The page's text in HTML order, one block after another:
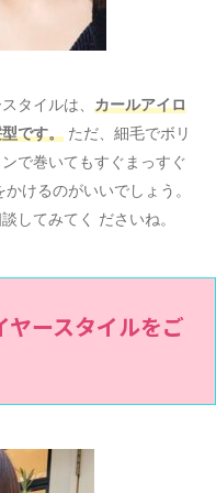
タイルは、 カールアイロ
です。 ただ、細毛でボリ
で巻いてもすぐまっすぐ
けるのがいいでしょう。
してみてく ださいね。
ヤースタイルをご